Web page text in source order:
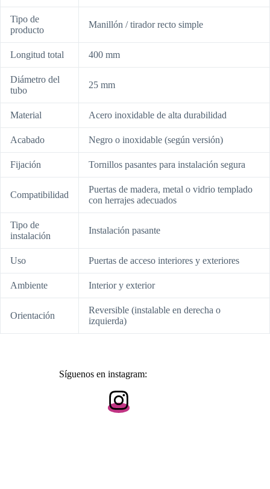
Tipo de
producto
Manillón / tirador recto simple
Longitud total 400 mm
Diámetro del
tubo
25 mm
Material Acero inoxidable de alta durabilidad
Acabado Negro o inoxidable (según versión)
Fijación Tornillos pasantes para instalación segura
Compatibilidad
Puertas de madera, metal o vidrio templado
con herrajes adecuados
Tipo de
instalación
Instalación pasante
Uso Puertas de acceso interiores y exteriores
Ambiente Interior y exterior
Orientación
Reversible (instalable en derecha o
izquierda)
Síguenos en instagram: